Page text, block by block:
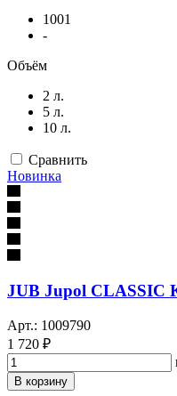
1001
-
Объём
2 л.
5 л.
10 л.
Сравнить
Новинка
JUB Jupol CLASSIC
Арт.: 1009790
1 720 ₽
В корзину